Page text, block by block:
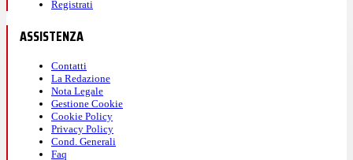
Registrati
ASSISTENZA
Contatti
La Redazione
Nota Legale
Gestione Cookie
Cookie Policy
Privacy Policy
Cond. Generali
Faq